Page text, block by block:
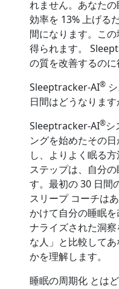
れません。あなた
効率を 13% 上げる
間になります。こ
得られます。
の質を改善するのに
Sleeptracker-AI®
日間はどうなります
Sleeptracker-AI®シ
ングを始めたその
し、よりよく眠る
ステップは、自分
す。最初の 30 日
スリープ コーチは
かけて自分の睡眠
ナライズされた洞
な人」と比較して
かを理解します。
睡眠の周期化 とは